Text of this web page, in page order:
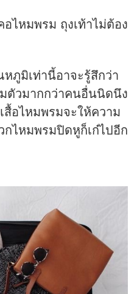
ไหมพรม ถุงเท้าไม่ต้อง
ภูมิเท่านี้อาจะรู้สึกว่า
วมากกว่าคนอื่นนิดนึง
สื้อไหมพรมจะให้ความ
ไหมพรมปิดหูก็เก๋ไปอีก